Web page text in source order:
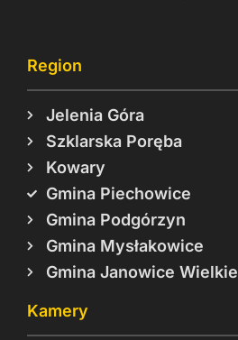
Region
Jelenia Góra
Szklarska Poręba
Kowary
Gmina Piechowice
Gmina Podgórzyn
Gmina Mysłakowice
Gmina Janowice Wielkie
Kamery